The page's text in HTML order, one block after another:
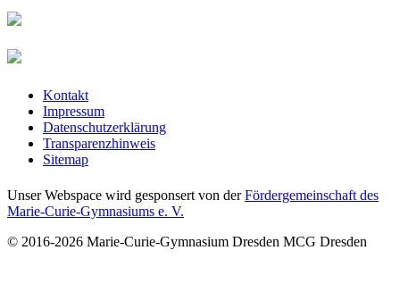
Kontakt
Impressum
Datenschutzerklärung
Transparenzhinweis
Sitemap
Unser Webspace wird gesponsert von derFördergemeinschaft des
Marie-Curie-Gymnasiums e. V.
© 2016-2026 Marie-Curie-Gymnasium Dresden MCG Dresden